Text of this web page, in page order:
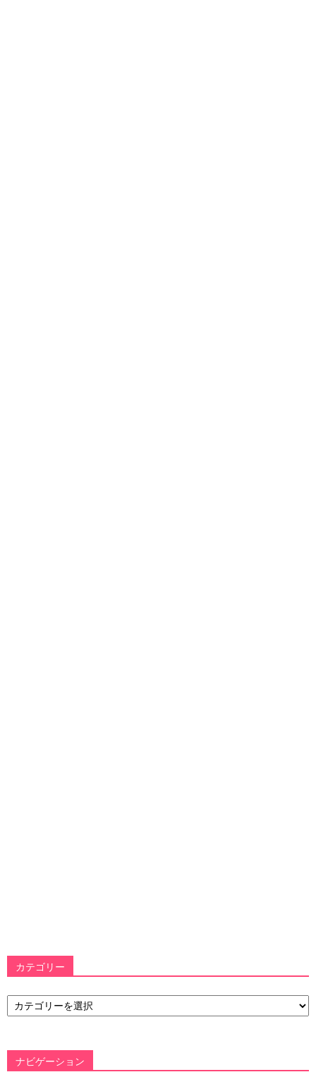
カテゴリー
カ
テ
ー
ナビゲーション